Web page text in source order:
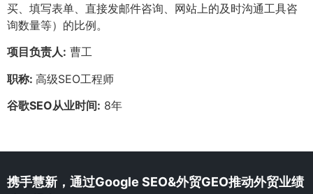
买、填写表单、直接发邮件咨询、网站上的及时沟通工具咨
询数量等）的比例。
项目负责人: 曹工
职称: 高级SEO工程师
谷歌SEO从业时间: 8年
携手慧新，通过Google SEO&外贸GEO推动外贸业绩